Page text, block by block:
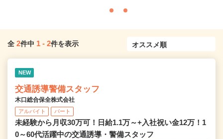
全 2件中 1 - 2件を表示
NEW
交通誘導警備スタッフ
木口総合保全株式会社
アルバイト パート
未経験から月収30万可！日給1.1万～+入社祝い金12万！1
0～60代活躍中の交通誘導・警備スタッフ